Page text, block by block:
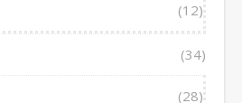
(12)
(34)
(28)